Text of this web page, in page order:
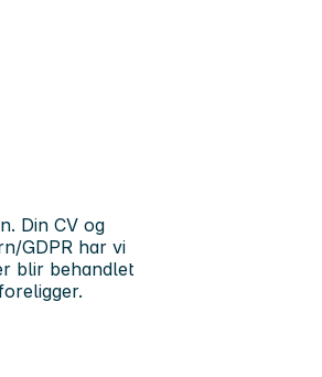
Din CV og
GDPR har vi
blir behandlet